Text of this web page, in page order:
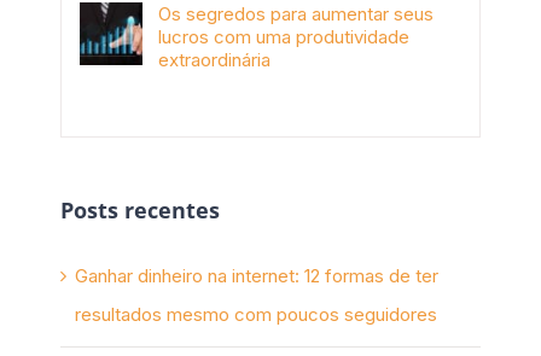
Os segredos para aumentar seus
lucros com uma produtividade
extraordinária
Posts recentes
Ganhar dinheiro na internet: 12 formas de ter
resultados mesmo com poucos seguidores